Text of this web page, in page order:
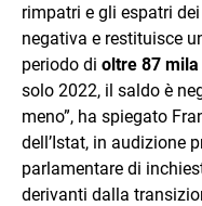
rimpatri e gli espatri
negativa e restituisce
periodo di oltre 87
solo 2022, il saldo è
meno”, ha spiegato
dell’Istat, in audizione
parlamentare di
derivanti dalla